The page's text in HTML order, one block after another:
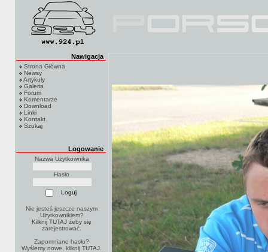
Nawigacja
Strona Główna
Newsy
Artykuły
Galeria
Forum
Komentarze
Download
Linki
Kontakt
Szukaj
Logowanie
Nazwa Użytkownika
Hasło
Nie jesteś jeszcze naszym
Użytkownikiem?
Kilknij TUTAJ żeby się
zarejestrować.
Zapomniane hasło?
Wyślemy nowe, kliknijTUTAJ